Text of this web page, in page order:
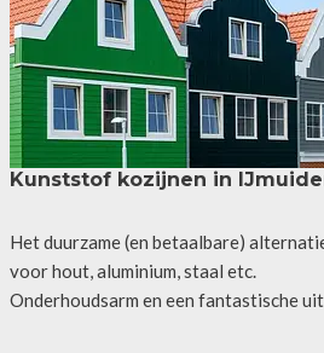
Kunststof kozijnen in
Het duurzame (en betaalbare)
voor hout, aluminium, staal etc.
Onderhoudsarm en een fantastische